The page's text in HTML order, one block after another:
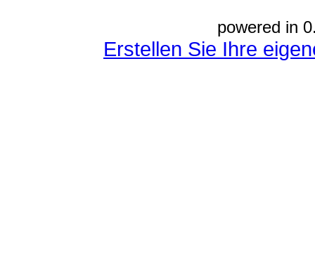
powered in
Erstellen Sie Ihre